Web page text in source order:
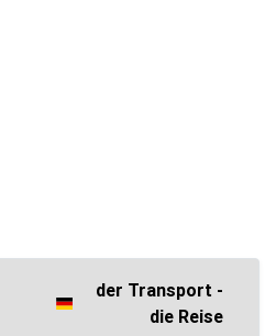
der Transport -
die Reise